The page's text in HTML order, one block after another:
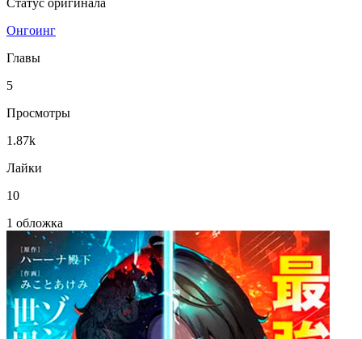
Статус оригинала
Онгоинг
Главы
5
Просмотры
1.87k
Лайки
10
1 обложка